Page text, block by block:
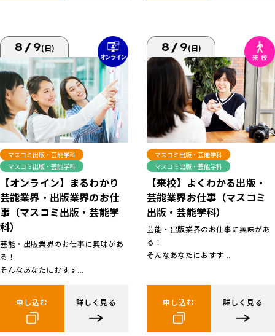
8/9(日)
マスコミ出版・芸能学科
マスコミ出版・芸能学科
【オンライン】まるわかり
芸能業界・出版業界のお仕
事（マスコミ出版・芸能学
科）
芸能・出版業界のお仕事に興味があ
る！
そんなあなたにおすす...
申し込む 詳しく見る
8/9(日)
マスコミ出版・芸能学科
マスコミ出版・芸能学科
【来校】よくわかる出版・
芸能業界お仕事（マスコミ
出版・芸能学科）
芸能・出版業界のお仕事に興味があ
る！
そんなあなたにおすす...
申し込む 詳しく見る